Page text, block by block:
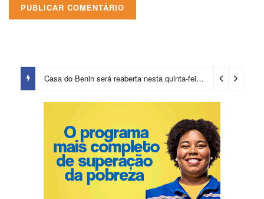
Casa do Benin será reaberta nesta quinta-feira (6) 5 horas ago